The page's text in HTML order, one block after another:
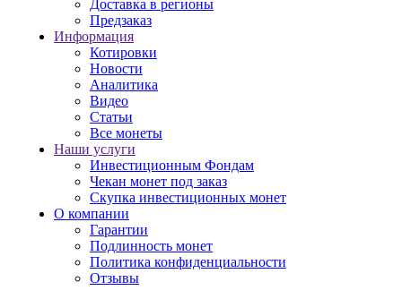
Доставка в регионы
Предзаказ
Информация
Котировки
Новости
Аналитика
Видео
Статьи
Все монеты
Наши услуги
Инвестиционным Фондам
Чекан монет под заказ
Скупка инвестиционных монет
О компании
Гарантии
Подлинность монет
Политика конфиденциальности
Отзывы